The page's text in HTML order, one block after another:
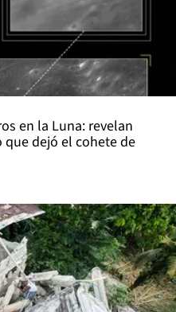
en la Luna: revelan
dejó el cohete de